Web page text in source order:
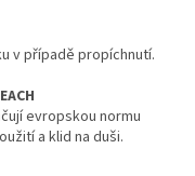
v případě propíchnutí.
evropskou normu
a klid na duši.